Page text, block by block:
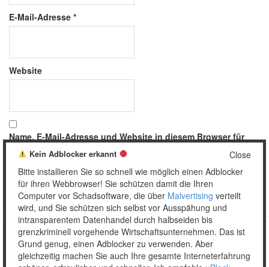
E-Mail-Adresse *
Website
Name, E-Mail-Adresse und Website in diesem Browser für
meinen nächsten Kommentar speichern.
Copyright © 2026 Unser täglich Spam.
MobileWordPress Theme by themehall.com
Close
Kein Adblocker erkannt
Bitte installieren Sie so schnell wie möglich einen Adblocker
für ihren Webbrowser! Sie schützen damit die Ihren
Computer vor Schadsoftware, die über Malvertising verteilt
wird, und Sie schützen sich selbst vor Ausspähung und
intransparentem Datenhandel durch halbseiden bis
grenzkriminell vorgehende Wirtschaftsunternehmen. Das ist
Grund genug, einen Adblocker zu verwenden. Aber
gleichzeitig machen Sie auch Ihre gesamte Interneterfahrung